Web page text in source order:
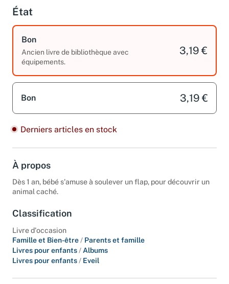
État
Bon
Ancien livre de bibliothèque avec
équipements.
3,19 €
Bon 3,19 €
Derniers articles en stock
À propos
Dès 1 an, bébé s'amuse à soulever un flap, pour découvrir un
animal caché.
Classification
Livre d'occasion
Famille et Bien-être / Parents et famille
Livres pour enfants / Albums
Livres pour enfants / Eveil